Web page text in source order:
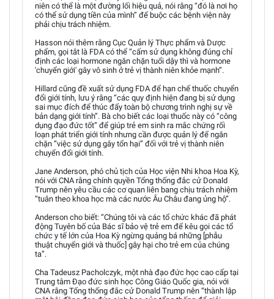
niên có thể là một đường lối hiệu quả, nói rằng “đó là nơi họ
có thể sử dụng tiền của mình” để buộc các bệnh viện này
phải chịu trách nhiệm.
Hasson nói thêm rằng Cục Quản lý Thực phẩm và Dược
phẩm, gọi tắt là FDA có thể “cấm sử dụng không đúng chỉ
định các loại hormone ngăn chặn tuổi dậy thì và hormone
'chuyển giới' gây vô sinh ở trẻ vị thành niên khỏe mạnh”.
Hillard cũng đề xuất sử dụng FDA để hạn chế thuốc chuyển
đổi giới tính, lưu ý rằng “các quy định hiện đang bị sử dụng
sai mục đích để thúc đẩy toàn bộ chương trình nghị sự về
bản dạng giới tính”. Bà cho biết các loại thuốc này có “công
dụng đạo đức tốt” để giúp trẻ em sinh ra mắc chứng rối
loạn phát triển giới tính nhưng cần được quản lý để ngăn
chặn “việc sử dụng gây tổn hại” đối với trẻ vị thành niên
chuyển đổi giới tính.
Jane Anderson, phó chủ tịch của Học viện Nhi khoa Hoa Kỳ,
nói với CNA rằng chính quyền Tổng thống đắc cử Donald
Trump nên yêu cầu các cơ quan liên bang chịu trách nhiệm
“tuân theo khoa học mà các nước Âu Châu đang ủng hộ”.
Anderson cho biết: “Chúng tôi và các tổ chức khác đã phát
động Tuyên bố của Bác sĩ bảo vệ trẻ em để kêu gọi các tổ
chức y tế lớn của Hoa Kỳ ngừng quảng bá những [phẫu
thuật chuyển giới và thuốc] gây hại cho trẻ em của chúng
ta”.
Cha Tadeusz Pacholczyk, một nhà đạo đức học cao cấp tại
Trung tâm Đạo đức sinh học Công Giáo Quốc gia, nói với
CNA rằng Tổng thống đắc cử Donald Trump nên “thành lập